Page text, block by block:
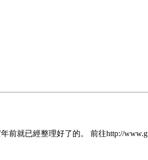
就已經整理好了的。 前往http://